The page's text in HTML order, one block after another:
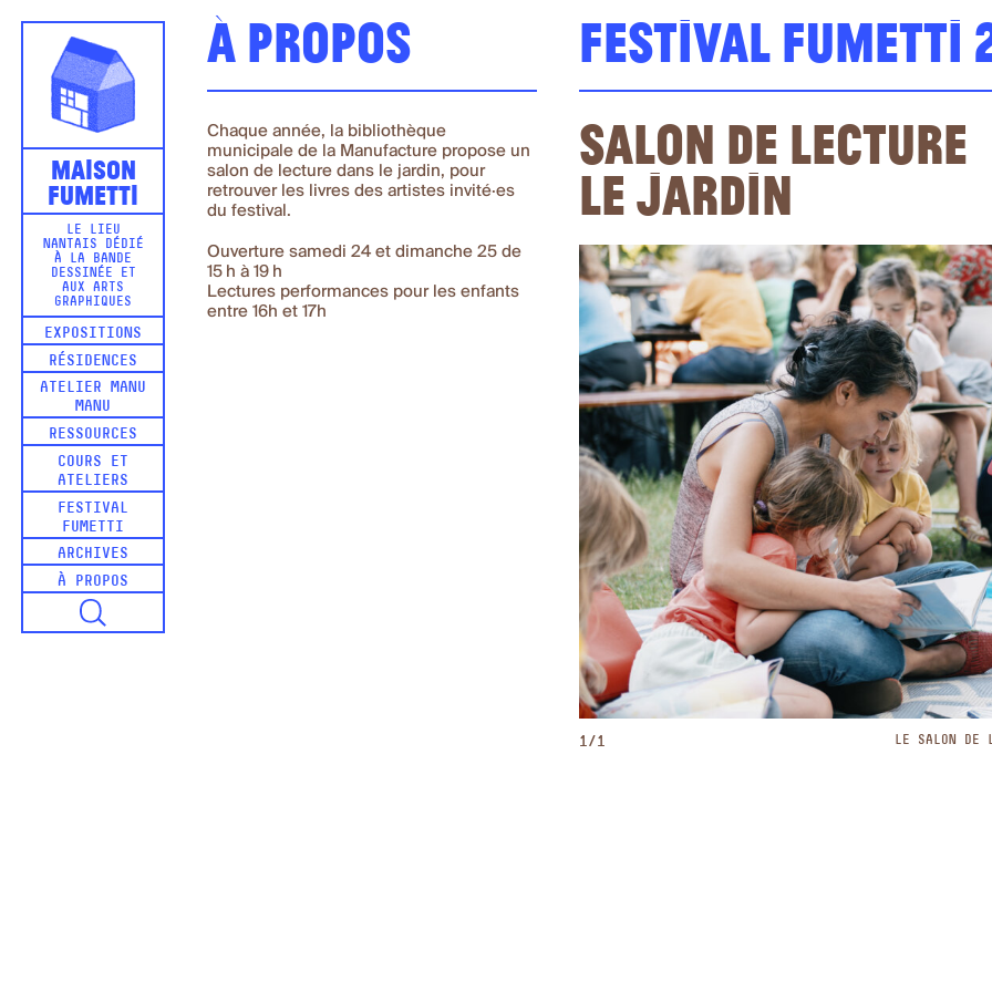
Maison
Fumetti
LE LIEU
NANTAIS DÉDIÉ
À LA BANDE
DESSINÉE ET
AUX ARTS
GRAPHIQUES
EXPOSITIONS
RÉSIDENCES
ATELIER MANU
MANU
RESSOURCES
COURS ET
ATELIERS
FESTIVAL
FUMETTI
ARCHIVES
À PROPOS
À propos
Chaque année, la bibliothèque
municipale de la Manufacture propose un
salon de lecture dans le jardin, pour
retrouver les livres des artistes invité·es
du festival.
Ouverture samedi 24 et dimanche 25 de
15 h à 19 h
Lectures performances pour les enfants
entre 16h et 17h
Festival Fumetti
Salon de lecture
le jardin
LE SALON DE
1/1